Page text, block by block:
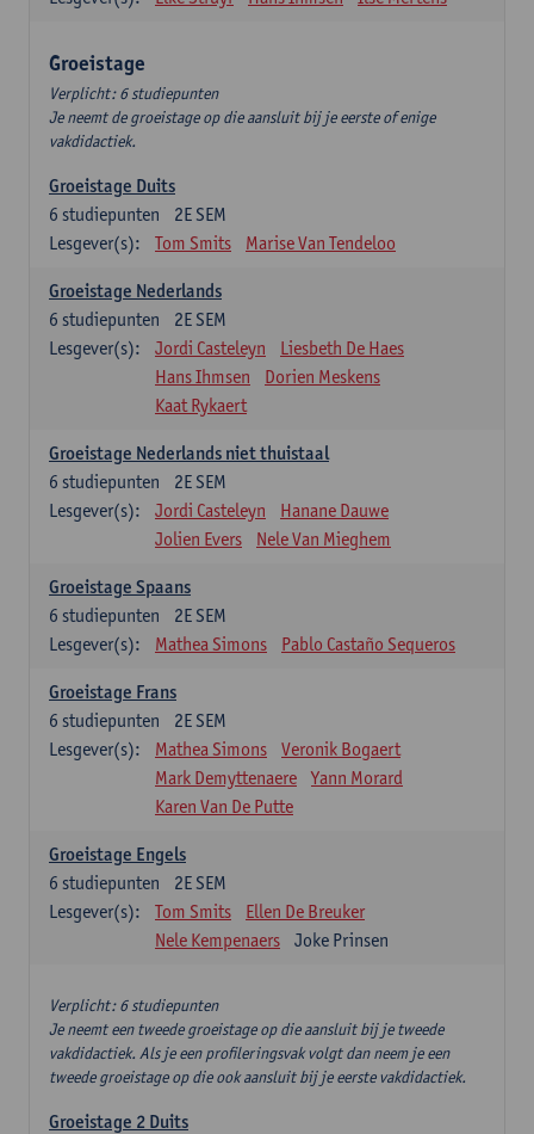
Groeistage
Verplicht: 6 studiepunten
Je neemt de groeistage op die aansluit bij je eerste of enige
vakdidactiek.
Groeistage Duits
2E SEM
6 studiepunten
Lesgever(s):
Tom Smits Marise Van Tendeloo
Groeistage Nederlands
2E SEM
6 studiepunten
Lesgever(s):
Jordi Casteleyn
Liesbeth De Haes
Hans Ihmsen
Dorien Meskens
Kaat Rykaert
Groeistage Nederlands niet thuistaal
2E SEM
6 studiepunten
Lesgever(s):
Jordi Casteleyn
Hanane Dauwe
Jolien Evers
Nele Van Mieghem
Groeistage Spaans
2E SEM
6 studiepunten
Lesgever(s):
Mathea Simons Pablo Castaño Sequeros
Groeistage Frans
2E SEM
6 studiepunten
Lesgever(s):
Mathea Simons
Veronik Bogaert
Mark Demyttenaere
Yann Morard
Karen Van De Putte
Groeistage Engels
2E SEM
6 studiepunten
Lesgever(s):
Tom Smits
Ellen De Breuker
Nele Kempenaers
Joke Prinsen
Verplicht: 6 studiepunten
Je neemt een tweede groeistage op die aansluit bij je tweede
vakdidactiek. Als je een profileringsvak volgt dan neem je een
tweede groeistage op die ook aansluit bij je eerste vakdidactiek.
Groeistage 2 Duits